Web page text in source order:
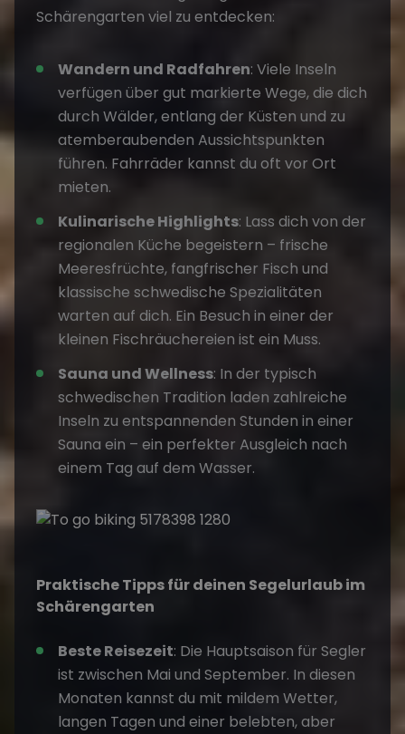
Schärengarten viel zu entdecken:
Wandern und Radfahren: Viele Inseln
verfügen über gut markierte Wege, die dich
durch Wälder, entlang der Küsten und zu
atemberaubenden Aussichtspunkten
führen. Fahrräder kannst du oft vor Ort
mieten.
Kulinarische Highlights: Lass dich von der
regionalen Küche begeistern – frische
Meeresfrüchte, fangfrischer Fisch und
klassische schwedische Spezialitäten
warten auf dich. Ein Besuch in einer der
kleinen Fischräuchereien ist ein Muss.
Sauna und Wellness: In der typisch
schwedischen Tradition laden zahlreiche
Inseln zu entspannenden Stunden in einer
Sauna ein – ein perfekter Ausgleich nach
einem Tag auf dem Wasser.
Praktische Tipps für deinen Segelurlaub im
Schärengarten
Beste Reisezeit: Die Hauptsaison für Segler
ist zwischen Mai und September. In diesen
Monaten kannst du mit mildem Wetter,
langen Tagen und einer belebten, aber